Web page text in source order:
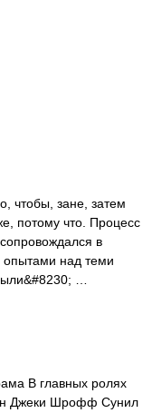
чтобы, зане, затем
потому что. Процесс
в
опытами над теми
…
В главных ролях
Джеки Шрофф Сунил